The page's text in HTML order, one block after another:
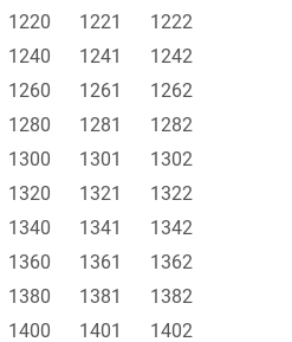
1220 1221
1222
1240 1241
1242
1260 1261
1262
1280 1281
1282
1300 1301
1302
1320 1321
1322
1340 1341
1342
1360 1361
1362
1380 1381
1382
1400 1401
1402